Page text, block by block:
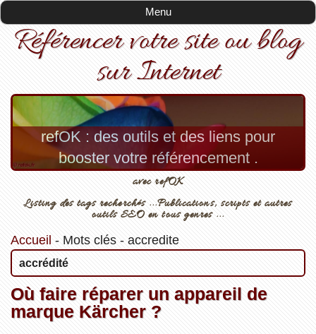
Menu
Référencer votre site ou blog
sur Internet
refOK : des outils et des liens pour
booster votre référencement .
avec refOK
Listing des tags recherchés ...Publications, scripts et autres
outils SEO en tous genres ...
Accueil - Mots clés- accredite
accrédité
Où faire réparer un appareil de
marque Kärcher ?